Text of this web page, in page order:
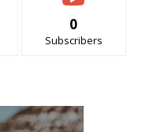
0
Subscribers